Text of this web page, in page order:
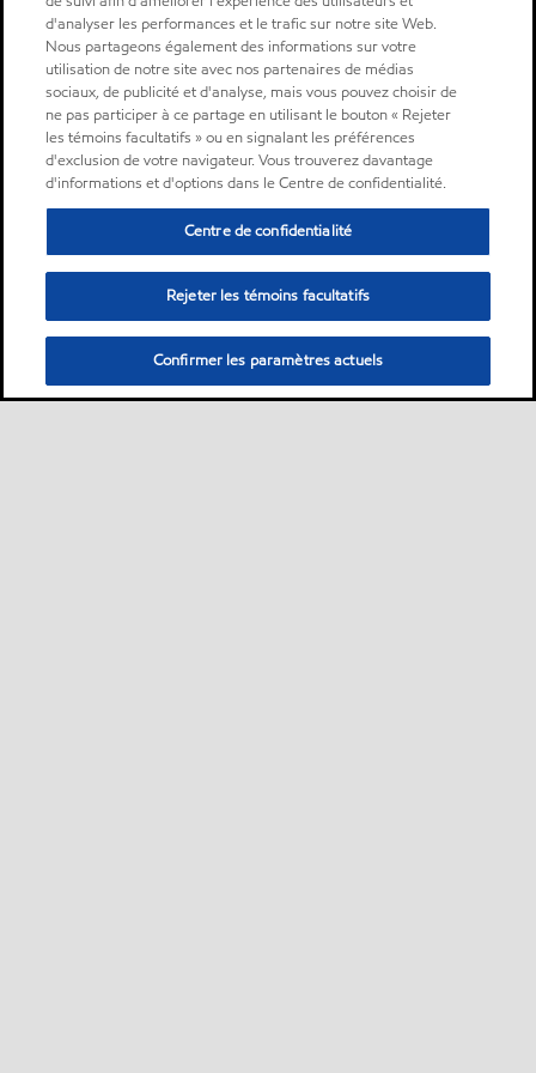
d'analyser les performances et le trafic sur notre site Web.
Nous partageons également des informations sur votre
utilisation de notre site avec nos partenaires de médias
sociaux, de publicité et d'analyse, mais vous pouvez choisir de
ne pas participer à ce partage en utilisant le bouton « Rejeter
les témoins facultatifs » ou en signalant les préférences
d'exclusion de votre navigateur. Vous trouverez davantage
d'informations et d'options dans le Centre de confidentialité.
Centre de confidentialité
Rejeter les témoins facultatifs
Confirmer les paramètres actuels